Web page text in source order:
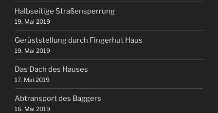
Halbseitige Straßensperrung
19. Mai 2019
Gerüststellung durch Fingerhut Haus
19. Mai 2019
Das Dach des Hauses
17. Mai 2019
Abtransport des Baggers
16. Mai 2019